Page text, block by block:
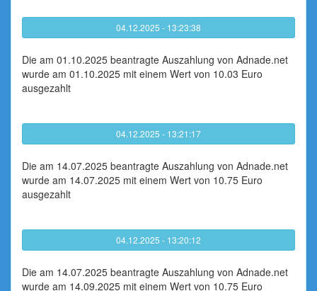
04.12.2025 - 13:23:38
Die am 01.10.2025 beantragte Auszahlung von Adnade.net
wurde am 01.10.2025 mit einem Wert von 10.03 Euro
ausgezahlt
04.12.2025 - 13:21:17
Die am 14.07.2025 beantragte Auszahlung von Adnade.net
wurde am 14.07.2025 mit einem Wert von 10.75 Euro
ausgezahlt
04.12.2025 - 13:20:12
Die am 14.07.2025 beantragte Auszahlung von Adnade.net
wurde am 14.09.2025 mit einem Wert von 10.75 Euro